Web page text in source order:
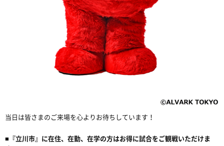
当日は皆さまのご来場を心よりお待ちしています！
■ 『立川市』に在住、在勤、在学の方はお得に試合をご観戦いただけま